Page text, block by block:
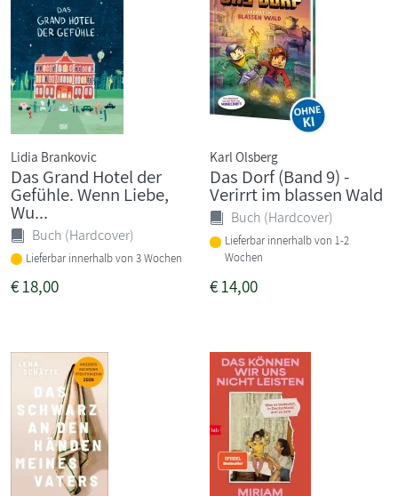
Lidia Brankovic
Das Grand Hotel der
Gefühle. Wenn Liebe,
Wu...
Buch (Hardcover)
Lieferbar innerhalb von 3 Wochen
€18,00
Karl Olsberg
Das Dorf (Band 9) -
Verirrt im blassen Wald
Buch (Hardcover)
Lieferbar innerhalb von 1-2
Wochen
€14,00